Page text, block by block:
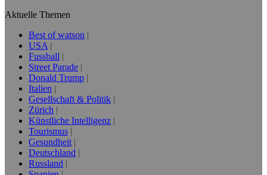
Aktuelle Themen
Best of watson
USA
Fussball
Street Parade
Donald Trump
Italien
Gesellschaft & Politik
Zürich
Künstliche Intelligenz
Tourismus
Gesundheit
Deutschland
Russland